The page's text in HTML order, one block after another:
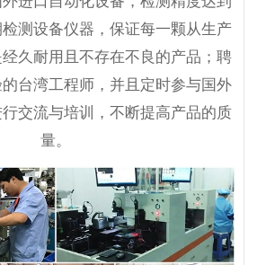
测设备仪器，保证每一颗从生产
久耐用且不存在不良的产品；聘
台湾工程师，并且定时参与国外
交流与培训，不断提高产品的质
量。